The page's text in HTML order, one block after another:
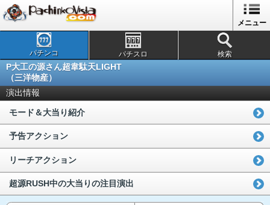
メニュー
パチンコ パチスロ 検索
P大工の源さん超韋駄天LIGHT
（三洋物産）
演出情報
モード＆大当り紹介
予告アクション
リーチアクション
超源RUSH中の大当りの注目演出